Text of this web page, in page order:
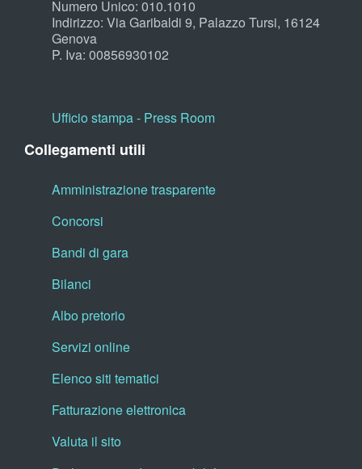
Numero Unico: 010.1010
Indirizzo: Via Garibaldi 9, Palazzo Tursi, 16124
Genova
P. Iva: 00856930102
Ufficio stampa - Press Room
Collegamenti utili
Amministrazione trasparente
Concorsi
Bandi di gara
Bilanci
Albo pretorio
Servizi online
Elenco siti tematici
Fatturazione elettronica
Valuta il sito